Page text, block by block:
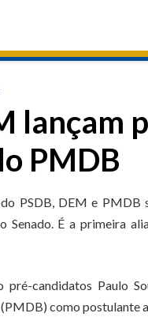
lançam
PMDB
PSDB, DEM e
Senado. É a primeira
candidatos Paulo
como postulante